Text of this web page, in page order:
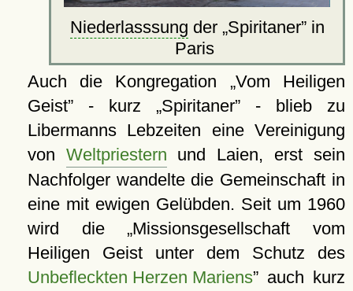
Niederlasssung der Spiritaner in
Paris
Auch die Kongregation
Vom Heiligen
Geist - kurz Spiritaner - blieb zu
Libermanns Lebzeiten eine Vereinigung
von Weltpriestern und Laien, erst sein
Nachfolger wandelte die Gemeinschaft in
eine mit ewigen Gelübden. Seit um 1960
wird die Missionsgesellschaft vom
Heiligen Geist unter dem Schutz des
Unbefleckten Herzen Mariens auch kurz